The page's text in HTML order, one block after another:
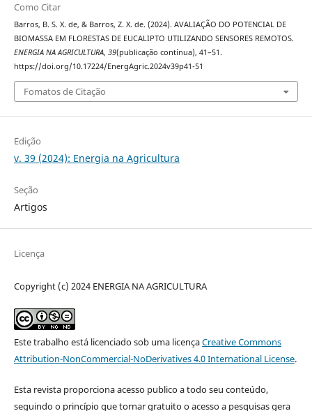
Como Citar
Barros, B. S. X. de, & Barros, Z. X. de. (2024). AVALIAÇÃO DO POTENCIAL DE
BIOMASSA EM FLORESTAS DE EUCALIPTO UTILIZANDO SENSORES REMOTOS.
ENERGIA NA AGRICULTURA, 39(publicação contínua), 41–51.
https://doi.org/10.17224/EnergAgric.2024v39p41-51
Fomatos de Citação
Edição
v. 39 (2024): Energia na Agricultura
Seção
Artigos
Licença
Copyright (c) 2024 ENERGIA NA AGRICULTURA
Este trabalho está licenciado sob uma licençaCreative Commons
Attribution-NonCommercial-NoDerivatives 4.0 International License.
Esta revista proporciona acesso publico a todo seu conteúdo,
seguindo o princípio que tornar gratuito o acesso a pesquisas gera